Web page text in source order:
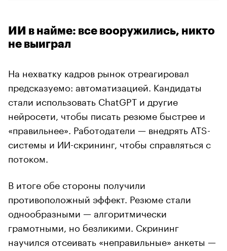
ИИ в найме: все вооружились, никто
не выиграл
На нехватку кадров рынок отреагировал
предсказуемо: автоматизацией. Кандидаты
стали использовать ChatGPT и другие
нейросети, чтобы писать резюме быстрее и
«правильнее». Работодатели — внедрять ATS-
системы и ИИ-скрининг, чтобы справляться с
потоком.
В итоге обе стороны получили
противоположный эффект. Резюме стали
однообразными — алгоритмически
грамотными, но безликими. Скрининг
научился отсеивать «неправильные» анкеты —